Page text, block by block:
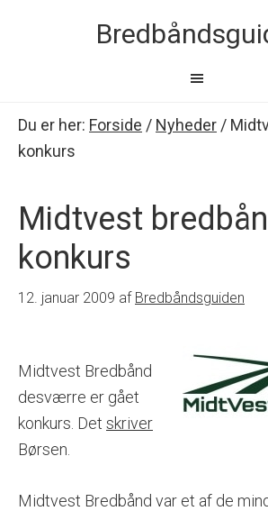
Du er her: Forside / Nyheder /
konkurs
Midtvest
konkurs
12. januar 2009 af Bredbåndsguiden
Midtvest Bredbånd
desværre er gået
konkurs. Det skriver
Børsen.
Midtvest Bredbånd var et af de